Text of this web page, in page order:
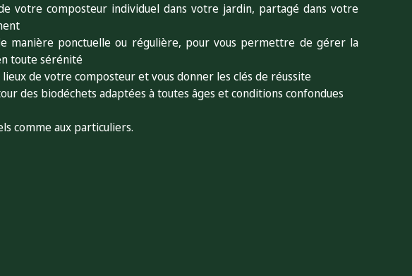
de votre composteur individuel dans votre jardin, partagé dans votre
manière ponctuelle ou régulière, pour vous permettre de gérer la
toute sérénité
de votre composteur et vous donner les clés de réussite
des biodéchets adaptées à toutes âges et conditions confondues
comme aux particuliers.